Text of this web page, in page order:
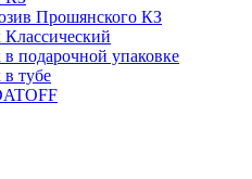
Прошянского КЗ
Классический
в подарочной упаковке
тубе